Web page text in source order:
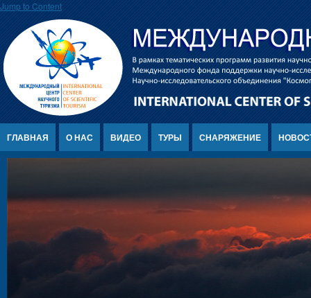
Jump to Content
ГЛАВНАЯ О НАС ВИДЕО ТУРЫ СНАРЯЖЕНИЕ